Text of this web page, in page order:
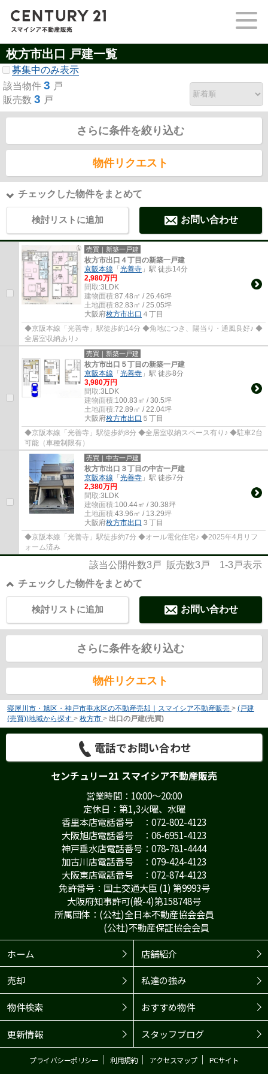
枚方市出口 戸建一覧
募集中のみ表示
該当物件 3 戸
販売数 3 戸
さらに条件を絞り込む
物件リクエスト
チェックした物件をまとめて
検討リストに追加 お問い合わせ
売買｜新築一戸建
枚方市出口４丁目の新築一戸建
京阪本線 「光善寺 」駅 徒歩14分
2,980万円
間取:3LDK
建物面積:87.48㎡ / 26.46坪
土地面積:82.83㎡ / 25.05坪
大阪府枚方市出口 ４丁目
◆京阪本線「光善寺」駅徒歩約14分 ◆角地につき、陽当り・通風良好♪ ◆
全居室収納あり♪
売買｜新築一戸建
枚方市出口５丁目の新築一戸建
京阪本線 「光善寺 」駅 徒歩8分
3,980万円
間取:3LDK
建物面積:100.83㎡ / 30.5坪
土地面積:72.89㎡ / 22.04坪
大阪府枚方市出口 ５丁目
◆京阪本線「光善寺」駅徒歩約8分 ◆全居室収納スペース有り♪ ◆駐車2台
可能（車種制限有）
売買｜中古一戸建
枚方市出口３丁目の中古一戸建
京阪本線 「光善寺 」駅 徒歩7分
2,380万円
間取:3LDK
建物面積:100.44㎡ / 30.38坪
土地面積:43.96㎡ / 13.29坪
大阪府枚方市出口 ３丁目
◆京阪本線「光善寺」駅徒歩約7分 ◆オール電化住宅♪ ◆2025年4月リフ
ォーム済み
該当公開件数3 戸 販売数3 戸 1-3 戸表示
チェックした物件をまとめて
お問い合わせ
検討リストに追加
さらに条件を絞り込む
物件リクエスト
寝屋川市・旭区・神戸市垂水区の不動産売却｜スマイシア不動産販売 > (戸建
(売買))地域から探す > 枚方市 > 出口の戸建(売買)
電話でお問い合わせ
センチュリー21 スマイシア不動産販売
営業時間：10:00～20:00
定休日：第1,3火曜、水曜
香里本店電話番号 ：072-802-4123
大阪旭店電話番号 ：06-6951-4123
神戸垂水店電話番号：078-781-4444
加古川店電話番号 ：079-424-4123
大阪東店電話番号 ：072-874-4123
免許番号：国土交通大臣 (1) 第9993号
大阪府知事許可(般-4)第158748号
所属団体：(公社)全日本不動産協会会員
(公社)不動産保証協会会員
ホーム
店舗紹介
売却 私達の強み
物件検索 おすすめ物件
更新情報 スタッフブログ
プライバシーポリシー ｜ 利用規約｜ アクセスマップ｜ PCサイト